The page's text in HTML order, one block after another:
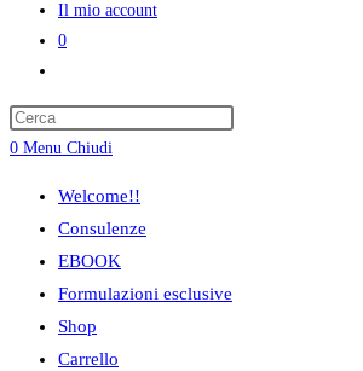
Il mio account
0
ricerca
sul
sito
web
0 Menu Chiudi
Welcome!!
Consulenze
EBOOK
Formulazioni esclusive
Shop
Carrello